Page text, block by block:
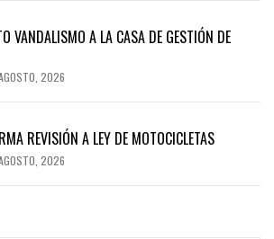
VANDALISMO A LA CASA DE GESTIÓN DE
2026
REVISIÓN A LEY DE MOTOCICLETAS
2026